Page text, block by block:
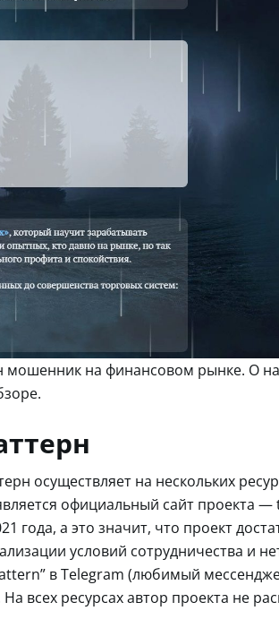
на финансовом рынке. О
осуществляет на нескольких
официальный сайт проекта —
года, а это значит, что проект
условий сотрудничества и
в Telegram (любимый
всех ресурсах автор проекта не